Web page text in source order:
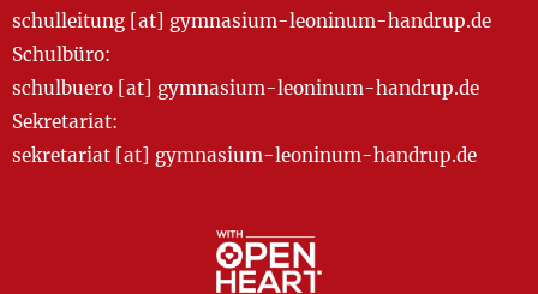
schulleitung [at] gymnasium-leoninum-handrup.de
Schulbüro:
schulbuero [at] gymnasium-leoninum-handrup.de
Sekretariat:
sekretariat [at] gymnasium-leoninum-handrup.de